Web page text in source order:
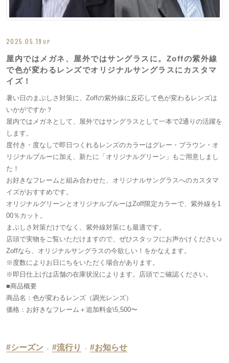
2025.05.19 UP
屋内ではメガネ、屋外ではサングラスに。Zoffの紫外線
で色が変わるレンズでオリジナルサングラスにカスタマ
イズ！
暑い日のまぶしさ対策に、Zoffの紫外線に反応して色が変わるレンズは
いかがですか？
屋内ではメガネとして、屋外ではサングラスとして一本で2通りの活躍を
します。
度付き・度なしで即日つくれるレンズのカラーはグレー・ブラウン・オ
リジナルブルーに加え、新たに「オリジナルグリーン」もご用意しまし
た！
お好きなフレームと組み合わせた、オリジナルサングラスへのカスタマ
イズがおすすめです。
オリジナルグリーンとオリジナルブルーはZoff限定カラーで、紫外線を1
00％カット。
まぶしさ対策だけでなく、紫外線対策にも最適です。
店頭で実物をご覧いただけますので、ぜひスタッフにお声かけください♪
Zoffなら、オリジナルサングラスの今欲しい！をかなえます。
※度数によりお日にちをいただく場合があります。
※即日仕上げは店舗の在庫状況によります。店頭でご確認ください。
■商品概要
商品名：色が変わるレンズ（調光レンズ）
価格：お好きなフレーム＋追加料金\5,500〜
#シーズン , #流行り , #お知らせ